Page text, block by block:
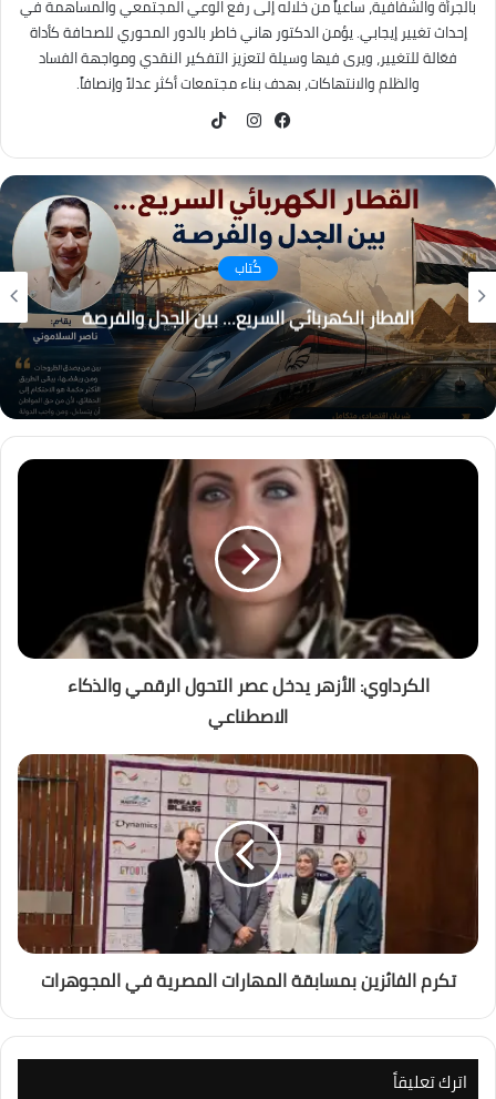
بالجرأة والشفافية، ساعياً من خلاله إلى رفع الوعي المجتمعي والمساهمة في
إحداث تغيير إيجابي. يؤمن الدكتور هاني خاطر بالدور المحوري للصحافة كأداة
فعّالة للتغيير، ويرى فيها وسيلة لتعزيز التفكير النقدي ومواجهة الفساد
والظلم والانتهاكات، بهدف بناء مجتمعات أكثر عدلاً وإنصافاً.
كُتاب
التغير المناخي… من التحذير إلى الاحتراق ، هل أصبح
العالم يعيش عصر الكوارث المناخية؟
الكرداوي: الأزهر يدخل عصر التحول الرقمي والذكاء
الاصطناعي
تكرم الفائزين بمسابقة المهارات المصرية في المجوهرات
اترك تعليقاً